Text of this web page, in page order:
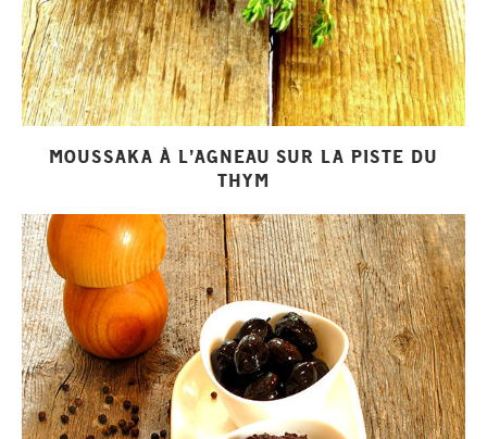
MOUSSAKA À L’AGNEAU SUR LA PISTE DU
THYM